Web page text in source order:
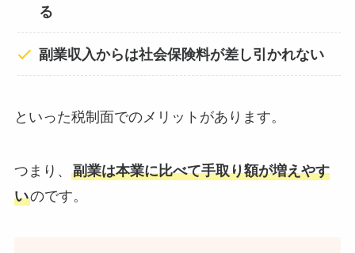
る
副業収入からは社会保険料が差し引かれない
といった税制面でのメリットがあります。
つまり、 副業は本業に比べて手取り額が増えやす
いのです。